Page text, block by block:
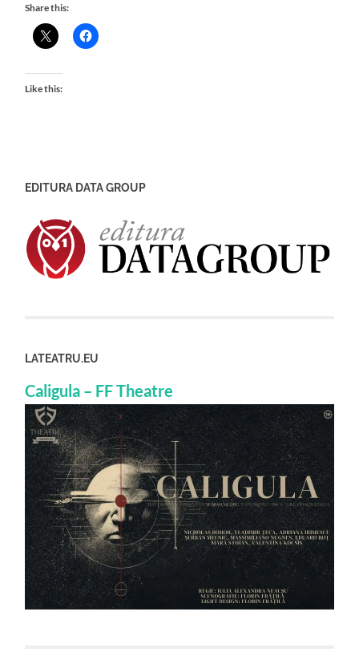
Share this:
Like this:
EDITURA DATA GROUP
LATEATRU.EU
Caligula – FF Theatre